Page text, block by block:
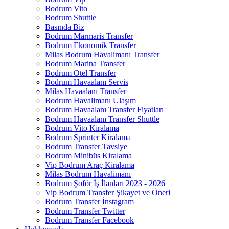
Bodrum Vito
Bodrum Shuttle
Basında Biz
Bodrum Marmaris Transfer
Bodrum Ekonomik Transfer
Milas Bodrum Havalimanı Transfer
Bodrum Marina Transfer
Bodrum Otel Transfer
Bodrum Havaalanı Servis
Milas Havaalanı Transfer
Bodrum Havalimanı Ulaşım
Bodrum Havaalanı Transfer Fiyatları
Bodrum Havaalanı Transfer Shuttle
Bodrum Vito Kiralama
Bodrum Sprinter Kiralama
Bodrum Transfer Tavsiye
Bodrum Minibüs Kiralama
Vip Bodrum Araç Kiralama
Milas Bodrum Havalimanı
Bodrum Şoför İş İlanları 2023 - 2026
Vip Bodrum Transfer Şikayet ve Öneri
Bodrum Transfer İnstagram
Bodrum Transfer Twitter
Bodrum Transfer Facebook